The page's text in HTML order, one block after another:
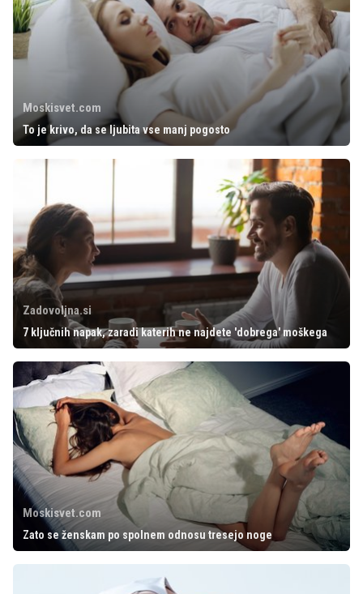
Moskisvet.com
To je krivo, da se ljubita vse manj pogosto
Zadovoljna.si
7 ključnih napak, zaradi katerih ne najdete 'dobrega' moškega
Moskisvet.com
Zato se ženskam po spolnem odnosu tresejo noge